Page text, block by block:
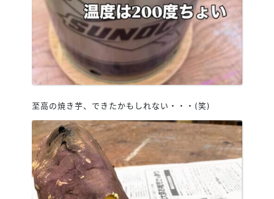
至高の焼き芋、できたかもしれない・・・(笑)